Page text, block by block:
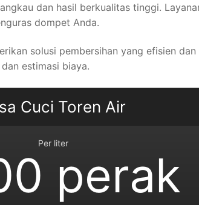
dan hasil berkualitas tinggi.
dompet Anda.
solusi pembersihan yang efisien
estimasi biaya.
Cuci Toren Air
Per liter
perak